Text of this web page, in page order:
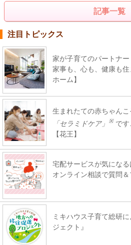
記事一覧
注目トピックス
家が子育てのパートナー
家事も、心も、健康も
ホーム】
生まれたての赤ちゃん
「セラミドケア」
※ で
【花王】
宅配サービスが気にな
オンライン相談で質問
ミキハウス子育て総研
ジェクト』